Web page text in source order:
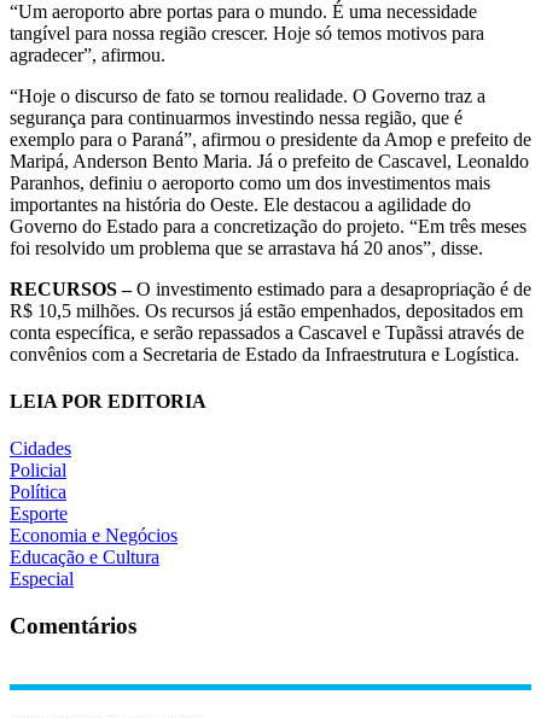
“Um aeroporto abre portas para o mundo. É uma necessidade
tangível para nossa região crescer. Hoje só temos motivos para
agradecer”, afirmou.
“Hoje o discurso de fato se tornou realidade. O Governo traz a
segurança para continuarmos investindo nessa região, que é
exemplo para o Paraná”, afirmou o presidente da Amop e prefeito de
Maripá, Anderson Bento Maria. Já o prefeito de Cascavel, Leonaldo
Paranhos, definiu o aeroporto como um dos investimentos mais
importantes na história do Oeste. Ele destacou a agilidade do
Governo do Estado para a concretização do projeto. “Em três meses
foi resolvido um problema que se arrastava há 20 anos”, disse.
RECURSOS –O investimento estimado para a desapropriação é de
R$ 10,5 milhões. Os recursos já estão empenhados, depositados em
conta específica, e serão repassados a Cascavel e Tupãssi através de
convênios com a Secretaria de Estado da Infraestrutura e Logística.
LEIA POR EDITORIA
Cidades
Policial
Política
Esporte
Economia e Negócios
Educação e Cultura
Especial
Comentários